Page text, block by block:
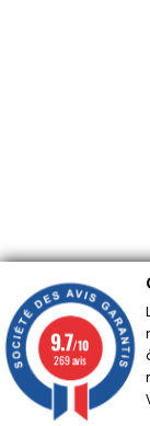
9.7/10
269 avis